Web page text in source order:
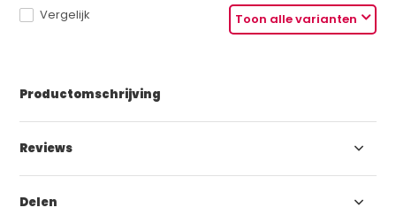
Toon alle varianten
Vergelijk
Productomschrijving
Reviews
Delen